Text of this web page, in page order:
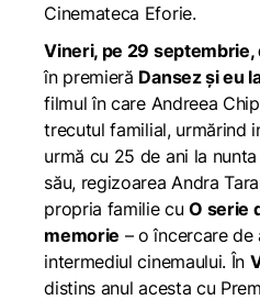
Cinemateca Eforie.
Vineri, pe 29 septembrie,
în premieră Dansez și eu
filmul în care Andreea
trecutul familial, urmărind
urmă cu 25 de ani la
său, regizoarea Andra
propria familie cuO serie
memorie – o încercare
intermediul cinemaului. În
distins anul acesta cu